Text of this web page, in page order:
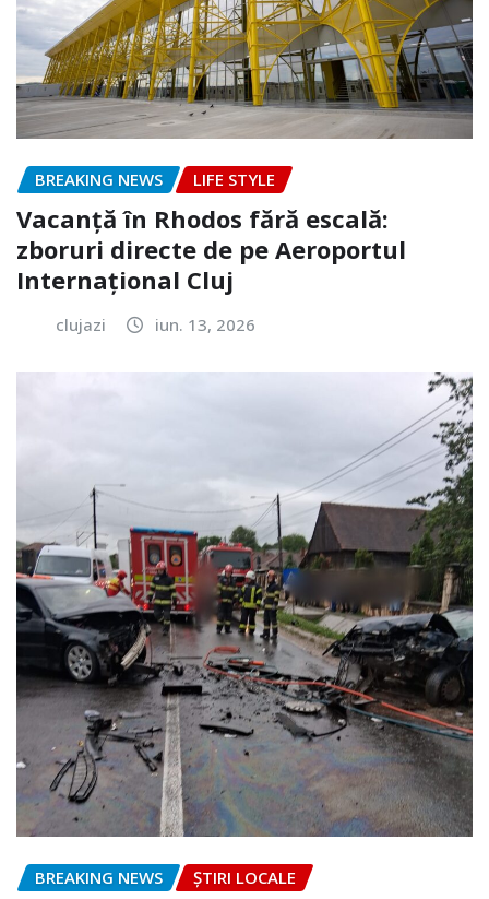
BREAKING NEWS LIFE STYLE
Vacanță în Rhodos fără escală:
zboruri directe de pe Aeroportul
Internațional Cluj
clujazi iun. 13, 2026
BREAKING NEWS ȘTIRI LOCALE